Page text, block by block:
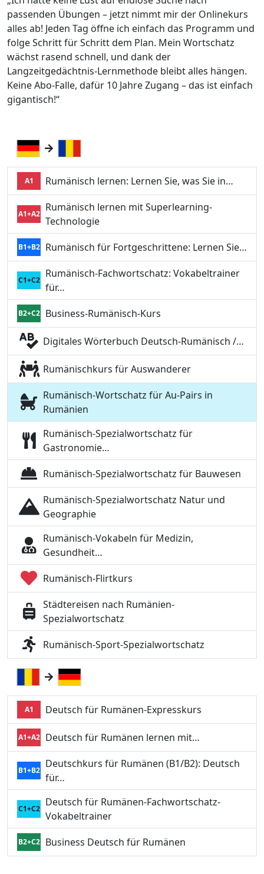
passenden Übungen – jetzt nimmt mir der Onlinekurs
alles ab! Jeden Tag öffne ich einfach das Programm und
folge Schritt für Schritt dem Plan. Mein Wortschatz
wächst rasend schnell, und dank der
Langzeitgedächtnis-Lernmethode bleibt alles hängen.
Keine Abo-Falle, dafür 10 Jahre Zugang – das ist einfach
gigantisch!“
A1 Rumänisch lernen: Lernen Sie, was Sie in…
A1+A2
Rumänisch lernen mit Superlearning-
Technologie
B1+B2 Rumänisch für Fortgeschrittene: Lernen Sie…
C1+C2
Rumänisch-Fachwortschatz: Vokabeltrainer
für…
B2+C2 Business-Rumänisch-Kurs
Digitales Wörterbuch Deutsch-Rumänisch /…
Rumänischkurs für Auswanderer
Rumänisch-Wortschatz für Au-Pairs in
Rumänien
Rumänisch-Spezialwortschatz für
Gastronomie…
Rumänisch-Spezialwortschatz für Bauwesen
Rumänisch-Spezialwortschatz Natur und
Geographie
Rumänisch-Vokabeln für Medizin,
Gesundheit…
Rumänisch-Flirtkurs
Städtereisen nach Rumänien-
Spezialwortschatz
Rumänisch-Sport-Spezialwortschatz
A1 Deutsch für Rumänen-Expresskurs
A1+A2 Deutsch für Rumänen lernen mit…
B1+B2
Deutschkurs für Rumänen (B1/B2): Deutsch
für…
C1+C2
Deutsch für Rumänen-Fachwortschatz-
Vokabeltrainer
B2+C2 Business Deutsch für Rumänen